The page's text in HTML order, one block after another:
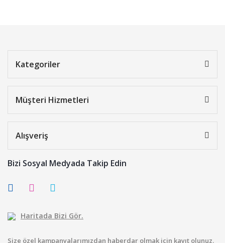
Kategoriler
Müşteri Hizmetleri
Alışveriş
Bizi Sosyal Medyada Takip Edin
Haritada Bizi Gör.
Size özel kampanyalarımızdan haberdar olmak için kayıt olunuz.